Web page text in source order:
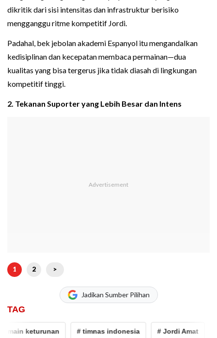
dikritik dari sisi intensitas dan infrastruktur berisiko
mengganggu ritme kompetitif Jordi.
Padahal, bek jebolan akademi Espanyol itu mengandalkan
kedisiplinan dan kecepatan membaca permainan—dua
kualitas yang bisa tergerus jika tidak diasah di lingkungan
kompetitif tinggi.
2. Tekanan Suporter yang Lebih Besar dan Intens
1 2 >
Jadikan Sumber Pilihan
TAG
keturunan # timnas indonesia # Jordi Amat